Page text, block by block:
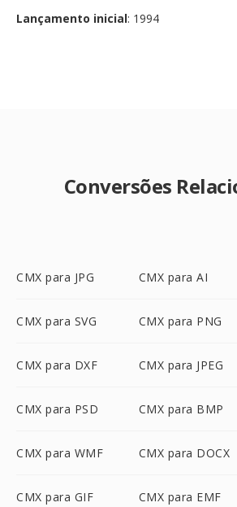
Lançamento inicial: 1994
Conversões
CMX para JPG CMX para AI
CMX para SVG CMX para PNG
CMX para DXF CMX para JPEG
CMX para PSD CMX para BMP
CMX para WMF CMX para DOCX
CMX para GIF CMX para EMF